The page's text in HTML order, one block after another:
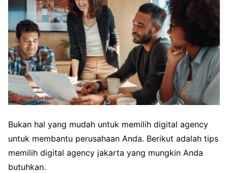
Bukan hal yang mudah untuk memilih digital agency
untuk membantu perusahaan Anda. Berikut adalah tips
memilih digital agency jakarta yang mungkin Anda
butuhkan.